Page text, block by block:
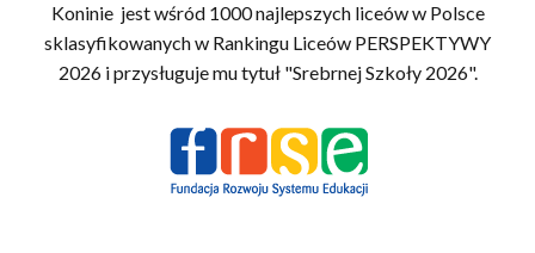
Koninie jest wśród 1000 najlepszych liceów w Polsce
sklasyfikowanych w Rankingu Liceów PERSPEKTYWY
2026 i przysługuje mu tytuł "Srebrnej Szkoły 2026".